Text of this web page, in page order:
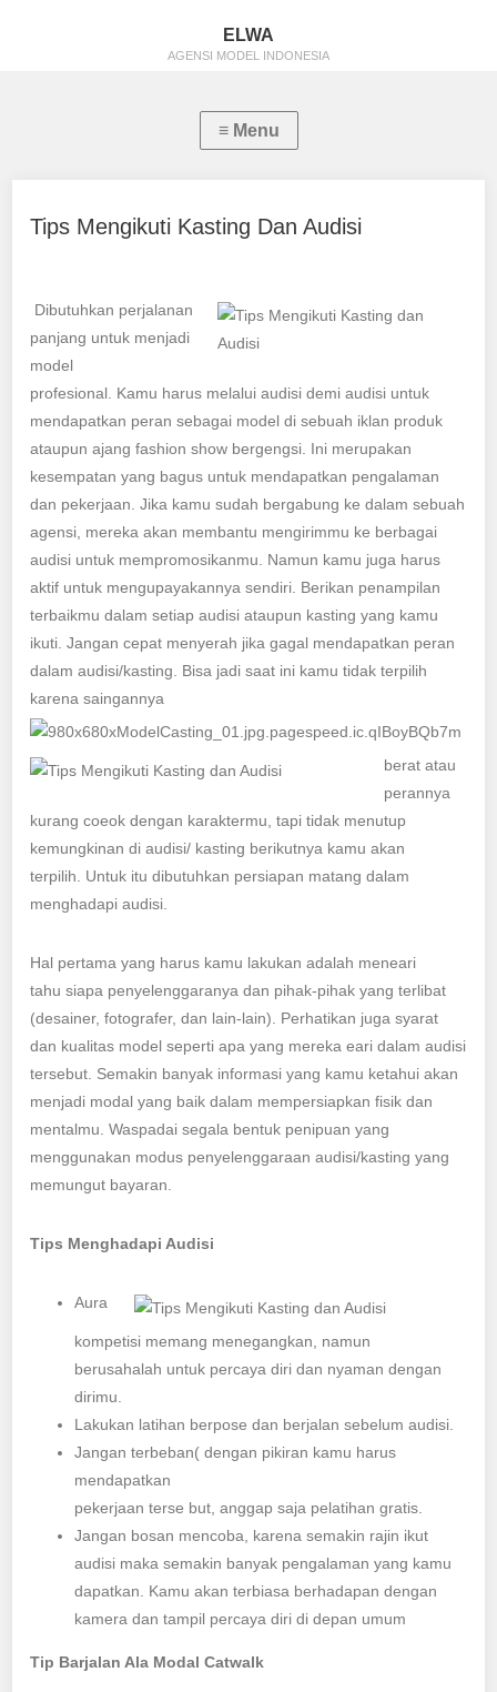
ELWA
AGENSI MODEL INDONESIA
Tips Mengikuti Kasting Dan Audisi
Dibutuhkan perjalanan
panjang untuk menjadi
model
profesional. Kamu harus melalui audisi demi audisi untuk
mendapatkan peran sebagai model di sebuah iklan produk
ataupun ajang fashion show bergengsi. Ini merupakan
kesempatan yang bagus untuk mendapatkan pengalaman
dan pekerjaan. Jika kamu sudah bergabung ke dalam sebuah
agensi, mereka akan membantu mengirimmu ke berbagai
audisi untuk mempromosikanmu. Namun kamu juga harus
aktif untuk mengupayakannya sendiri. Berikan penampilan
terbaikmu dalam setiap audisi ataupun kasting yang kamu
ikuti. Jangan cepat menyerah jika gagal mendapatkan peran
dalam audisi/kasting. Bisa jadi saat ini kamu tidak terpilih
karena saingannya
berat atau
perannya
kurang coeok dengan karaktermu, tapi tidak menutup
kemungkinan di audisi/ kasting berikutnya kamu akan
terpilih. Untuk itu dibutuhkan persiapan matang dalam
menghadapi audisi.
Hal pertama yang harus kamu lakukan adalah meneari
tahu siapa penyelenggaranya dan pihak-pihak yang terlibat
(desainer, fotografer, dan lain-lain). Perhatikan juga syarat
dan kualitas model seperti apa yang mereka eari dalam audisi
tersebut. Semakin banyak informasi yang kamu ketahui akan
menjadi modal yang baik dalam mempersiapkan fisik dan
mentalmu. Waspadai segala bentuk penipuan yang
menggunakan modus penyelenggaraan audisi/kasting yang
memungut bayaran.
Tips Menghadapi Audisi
Aura
kompetisi memang menegangkan, namun
berusahalah untuk percaya diri dan nyaman dengan
dirimu.
Lakukan latihan berpose dan berjalan sebelum audisi.
Jangan terbeban( dengan pikiran kamu harus
mendapatkan
pekerjaan terse but, anggap saja pelatihan gratis.
Jangan bosan mencoba, karena semakin rajin ikut
audisi maka semakin banyak pengalaman yang kamu
dapatkan. Kamu akan terbiasa berhadapan dengan
kamera dan tampil percaya diri di depan umum
Tip Barjalan Ala Modal Catwalk